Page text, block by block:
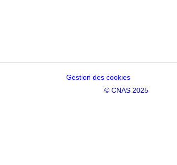
Gestion des cookies
© CNAS 2025